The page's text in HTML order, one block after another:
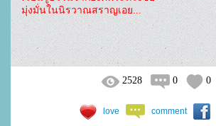
มุ่งมั่นในนิรวาณสราญเอย...
2528 0 0
love comment